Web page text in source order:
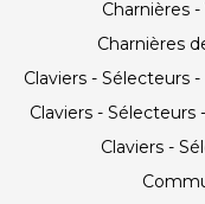
Charnières
Charnières
Claviers - Sélecteurs
Claviers -
Claviers -